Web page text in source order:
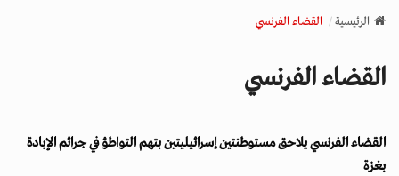
v
a
o
n
الرئيسية القضاء الفرنسي
القضاء الفرنسي
القضاء الفرنسي يلاحق مستوطنتين إسرائيليتين بتهم التواطؤ في جرائم الإبادة
بغزة